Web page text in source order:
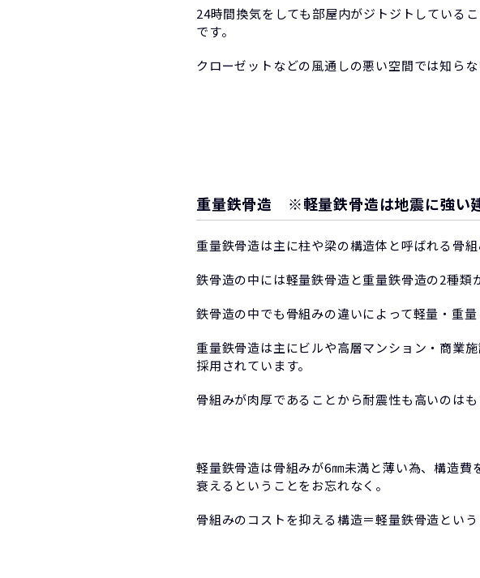
24時間換気をしても部屋内がジトジトしている
です。
クローゼットなどの風通しの悪い空間では知ら
重量鉄骨造 ※軽量鉄骨造は地震に強い
重量鉄骨造は主に柱や梁の構造体と呼ばれる骨
鉄骨造の中には軽量鉄骨造と重量鉄骨造の2種類
鉄骨造の中でも骨組みの違いによって軽量・重量
重量鉄骨造は主にビルや高層マンション・商業
採用されています。
骨組みが肉厚であることから耐震性も高いのは
軽量鉄骨造は骨組みが6㎜未満と薄い為、構造
衰えるということをお忘れなく。
骨組みのコストを抑える構造＝軽量鉄骨造という